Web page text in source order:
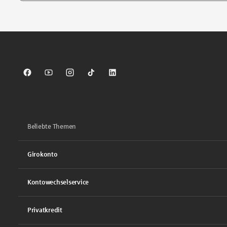
Sparkasse auf Facebook
Sparkasse auf Youtube
Sparkasse auf Instagram
Sparkasse auf TikTok
Sparkasse auf LinkedIn
Beliebte Themen
Girokonto
Kontowechselservice
Privatkredit